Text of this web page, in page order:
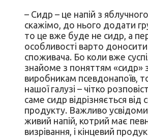
– Сидр – це напій з
скажімо, до нього додати
то це вже буде не сидр, а
особливості варто
споживача. Бо коли вже
знайоме з поняттям «сидр»
виробникам псевдонапоїв,
нашої галузі – чітко
саме сидр відрізняється від
продукту. Важливо
живий напій, котрий має
визрівання, і кінцевий